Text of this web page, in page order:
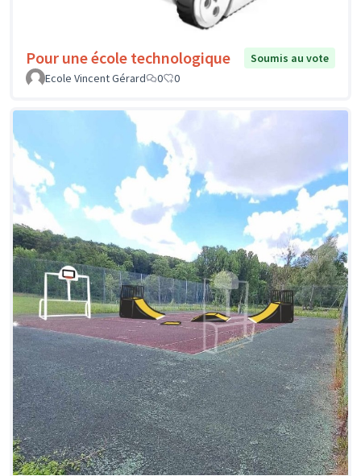
Pour une école technologique
Soumis au vote
Ecole Vincent Gérard
0 0